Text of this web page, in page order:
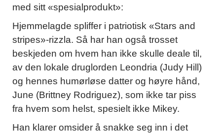
med sitt «spesialprodukt»:
Hjemmelagde spliffer i patriotisk «Stars and
stripes»-rizzla. Så har han også trosset
beskjeden om hvem han ikke skulle deale til,
av den lokale druglorden Leondria (Judy Hill)
og hennes humørløse datter og høyre hånd,
June (Brittney Rodriguez), som ikke tar piss
fra hvem som helst, spesielt ikke Mikey.
Han klarer omsider å snakke seg inn i det